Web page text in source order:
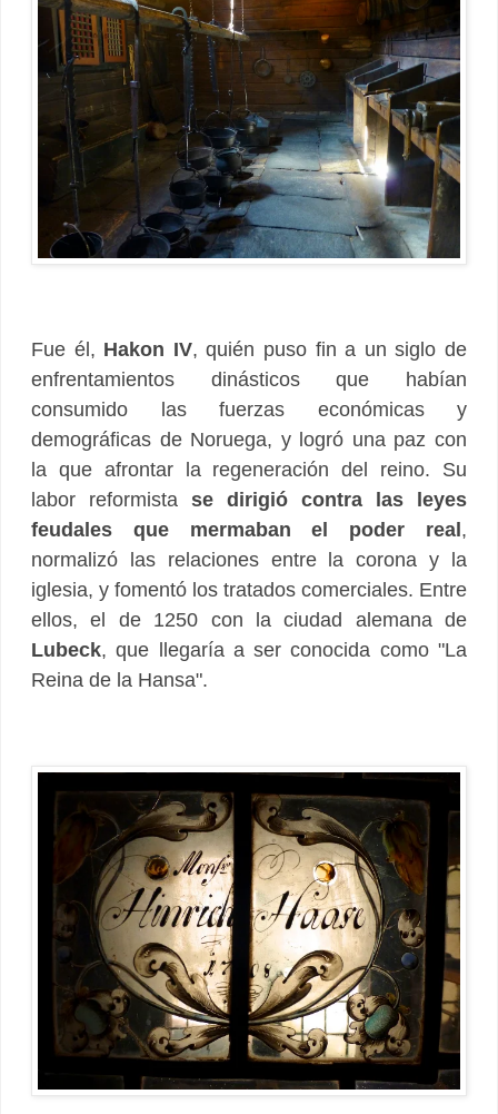
Fue él, Hakon IV, quién puso fin a un siglo de
enfrentamientos dinásticos que habían
consumido las fuerzas económicas y
demográficas de Noruega, y logró una paz con
la que afrontar la regeneración del reino. Su
labor reformista se dirigió contra las leyes
feudales que mermaban el poder real,
normalizó las relaciones entre la corona y la
iglesia, y fomentó los tratados comerciales. Entre
ellos, el de 1250 con la ciudad alemana de
Lubeck, que llegaría a ser conocida como "La
Reina de la Hansa".